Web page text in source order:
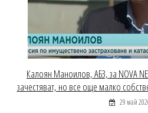
Калоян Маноилов, АБЗ, за NOVA
зачестяват, но все още малко
29 май